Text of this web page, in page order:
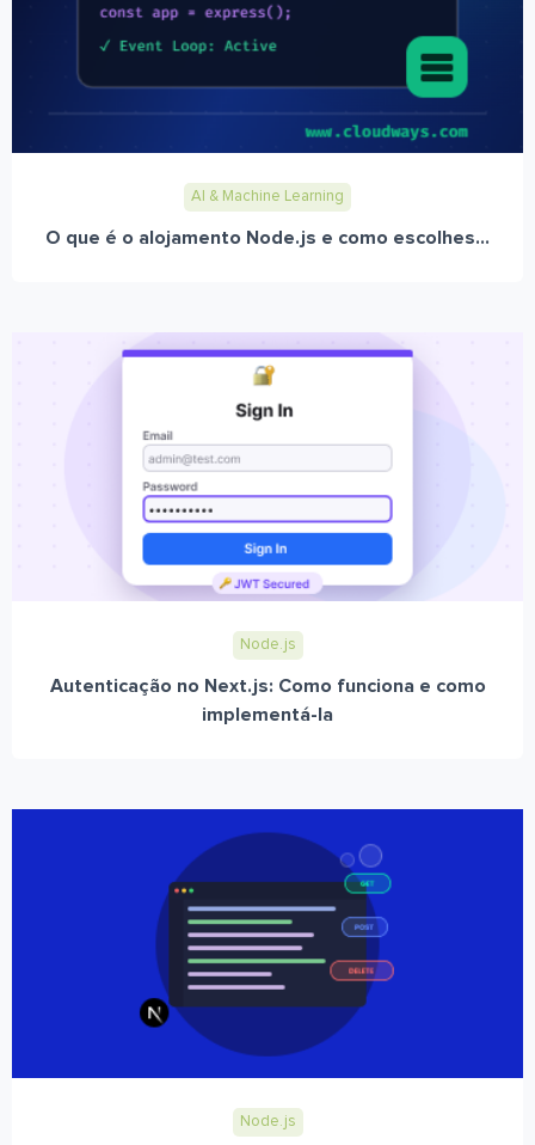
AI & Machine Learning
O que é o alojamento Node.js e como escolhes...
Node.js
Autenticação no Next.js: Como funciona e como
implementá-la
Node.js